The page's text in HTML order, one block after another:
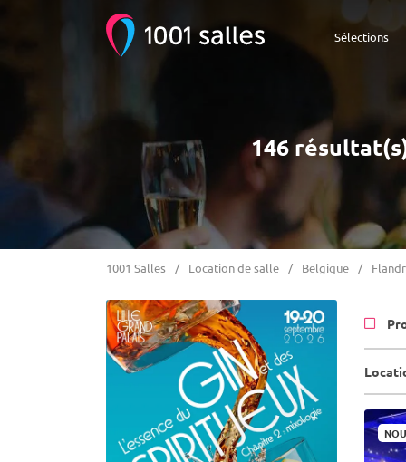
Sélections
146
1001 Salles Location de salle Belgique